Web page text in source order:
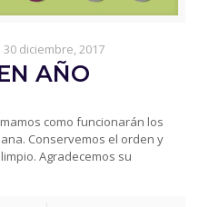
30 diciembre, 2017
AÑO
como funcionarán los
Conservemos el orden y
Agradecemos su